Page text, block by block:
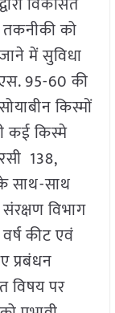
तकनीकी को
में सुविधा
95-60 की
किस्मों
कई किस्मे
138,
साथ-साथ
विभाग
कीट एवं
प्रबंधन
विषय पर